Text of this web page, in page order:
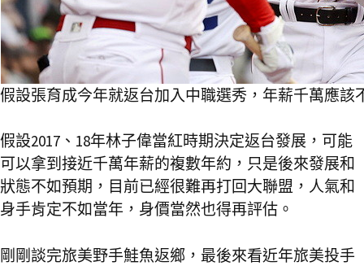
假設張育成今年就返台加入中職選秀，年薪千萬應該
假設2017、18年林子偉當紅時期決定返台發展，可能
可以拿到接近千萬年薪的複數年約，只是後來發展和
狀態不如預期，目前已經很難再打回大聯盟，人氣和
身手肯定不如當年，身價當然也得再評估。
剛剛談完旅美野手鮭魚返鄉，最後來看近年旅美投手